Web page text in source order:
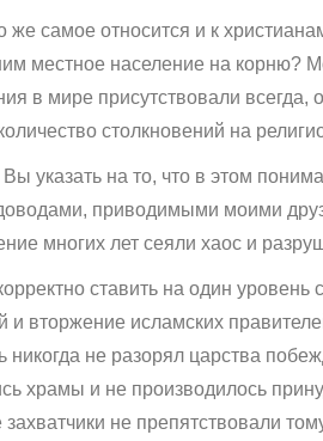
же самое относится и к
местное население на корню?
в мире присутствовали
столкновений на
указать на то, что в этом
приводимыми моими
многих лет сеяли хаос и
ставить на один уровень
и вторжение исламских
никогда не разорял царства
храмы и не производилось
не препятствовали